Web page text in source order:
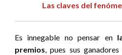
Las claves del
Es innegable no pensar enla
premios, pues sus